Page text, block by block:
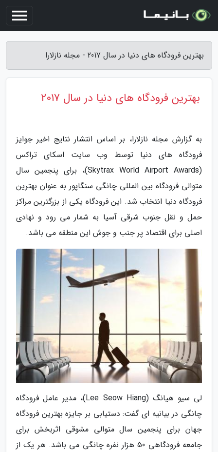
بهترین فرودگاه های دنیا در سال 2017 - مجله نازلارا
بهترین فرودگاه های دنیا در سال 2017
به گزارش مجله نازلارا، بر اساس انتشار نتایج اخیر جوایز
فرودگاه های دنیا توسط وب سایت اسکای تراکس
(Skytrax World Airport Awards)، برای پنجمین سال
متوالی فرودگاه بین المللی چانگی سنگاپور به عنوان بهترین
فرودگاه دنیا انتخاب شد. این فرودگاه یکی از بزرگترین مراکز
حمل و نقل جنوب شرقی آسیا به شمار می رود و نهادی
اصلی برای اقتصاد پر جنب و جوش این منطقه می باشد.
لی سیو هیانگ (Lee Seow Hiang)، مدیر عامل فرودگاه
چانگی در بیانیه ای گفت: دستیابی بر جایزه بهترین فرودگاه
جهان برای پنجمین سال متوالی مشوقی اثربخش برای
جامعه فرودگاهی 50 هزار نفره چانگی می باشد. هر یک از